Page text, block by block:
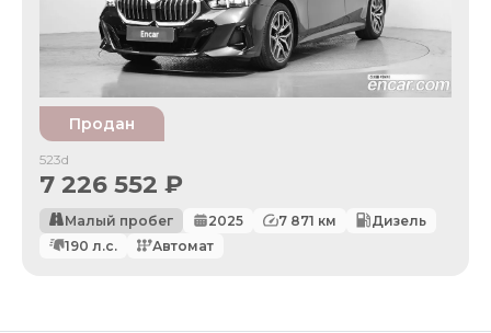
Продан
523d
7 226 552 ₽
Малый пробег 2025 7 871 км
Дизель
190 л.с. Автомат